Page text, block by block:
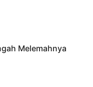
Melemahnya